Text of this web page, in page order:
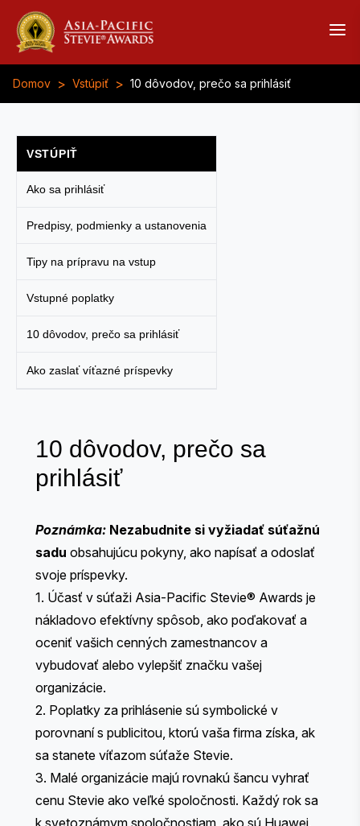
Domov > Vstúpiť > 10 dôvodov, prečo sa prihlásiť
VSTÚPIŤ
Ako sa prihlásiť
Predpisy, podmienky a ustanovenia
Tipy na prípravu na vstup
Vstupné poplatky
10 dôvodov, prečo sa prihlásiť
Ako zaslať víťazné príspevky
10 dôvodov, prečo sa
prihlásiť
Poznámka: Nezabudnite si vyžiadať súťažnú
sadu obsahujúcu pokyny, ako napísať a odoslať
svoje príspevky.
1. Účasť v súťaži Asia-Pacific Stevie® Awards je
nákladovo efektívny spôsob, ako poďakovať a
oceniť vašich cenných zamestnancov a
vybudovať alebo vylepšiť značku vašej
organizácie.
2. Poplatky za prihlásenie sú symbolické v
porovnaní s publicitou, ktorú vaša firma získa, ak
sa stanete víťazom súťaže Stevie.
3. Malé organizácie majú rovnakú šancu vyhrať
cenu Stevie ako veľké spoločnosti. Každý rok sa
k svetoznámym spoločnostiam, ako sú Huawei,